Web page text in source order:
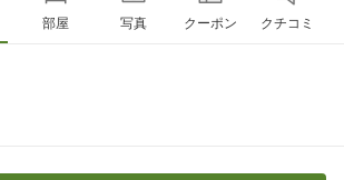
部屋 写真 クーポン クチコミ